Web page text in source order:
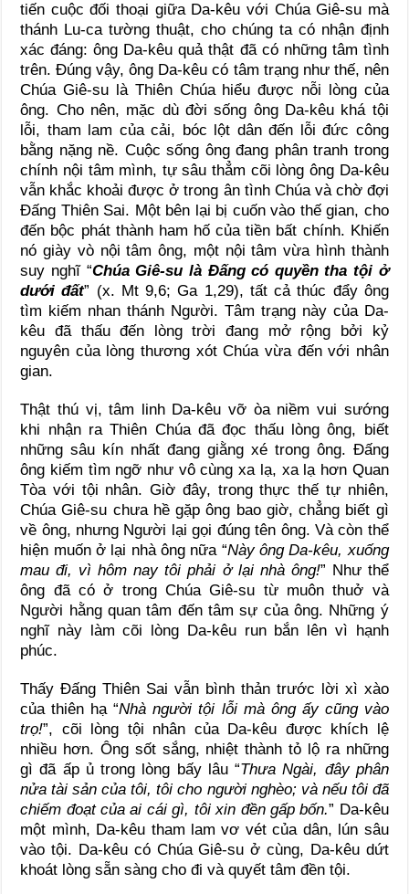
tiến cuộc đối thoại giữa Da-kêu với Chúa Giê-su mà
thánh Lu-ca tường thuật, cho chúng ta có nhận định
xác đáng: ông Da-kêu quả thật đã có những tâm tình
trên. Đúng vậy, ông Da-kêu có tâm trạng như thế, nên
Chúa Giê-su là Thiên Chúa hiểu được nỗi lòng của
ông. Cho nên, mặc dù đời sống ông Da-kêu khá tội
lỗi, tham lam của cải, bóc lột dân đến lỗi đức công
bằng nặng nề. Cuộc sống ông đang phân tranh trong
chính nội tâm mình, tự sâu thẳm cõi lòng ông Da-kêu
vẫn khắc khoải được ở trong ân tình Chúa và chờ đợi
Đấng Thiên Sai. Một bên lại bị cuốn vào thế gian, cho
đến bộc phát thành ham hố của tiền bất chính. Khiến
nó giày vò nội tâm ông, một nội tâm vừa hình thành
suy nghĩ “Chúa Giê-su là Đấng có quyền tha tội ở
dưới đất” (x. Mt 9,6; Ga 1,29), tất cả thúc đẩy ông
tìm kiếm nhan thánh Người. Tâm trạng này của Da-
kêu đã thấu đến lòng trời đang mở rộng bởi kỷ
nguyên của lòng thương xót Chúa vừa đến với nhân
gian.
Thật thú vị, tâm linh Da-kêu vỡ òa niềm vui sướng
khi nhận ra Thiên Chúa đã đọc thấu lòng ông, biết
những sâu kín nhất đang giằng xé trong ông. Đấng
ông kiếm tìm ngỡ như vô cùng xa lạ, xa lạ hơn Quan
Tòa với tội nhân. Giờ đây, trong thực thế tự nhiên,
Chúa Giê-su chưa hề gặp ông bao giờ, chẳng biết gì
về ông, nhưng Người lại gọi đúng tên ông. Và còn thể
hiện muốn ở lại nhà ông nữa “Này ông Da-kêu, xuống
mau đi, vì hôm nay tôi phải ở lại nhà ông!” Như thể
ông đã có ở trong Chúa Giê-su từ muôn thuở và
Người hằng quan tâm đến tâm sự của ông. Những ý
nghĩ này làm cõi lòng Da-kêu run bắn lên vì hạnh
phúc.
Thấy Đấng Thiên Sai vẫn bình thản trước lời xì xào
của thiên hạ “Nhà người tội lỗi mà ông ấy cũng vào
trọ!”, cõi lòng tội nhân của Da-kêu được khích lệ
nhiều hơn. Ông sốt sắng, nhiệt thành tỏ lộ ra những
gì đã ấp ủ trong lòng bấy lâu “Thưa Ngài, đây phân
nửa tài sản của tôi, tôi cho người nghèo; và nếu tôi đã
chiếm đoạt của ai cái gì, tôi xin đền gấp bốn.” Da-kêu
một mình, Da-kêu tham lam vơ vét của dân, lún sâu
vào tội. Da-kêu có Chúa Giê-su ở cùng, Da-kêu dứt
khoát lòng sẵn sàng cho đi và quyết tâm đền tội.